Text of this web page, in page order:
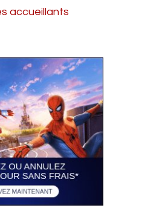
accueillants